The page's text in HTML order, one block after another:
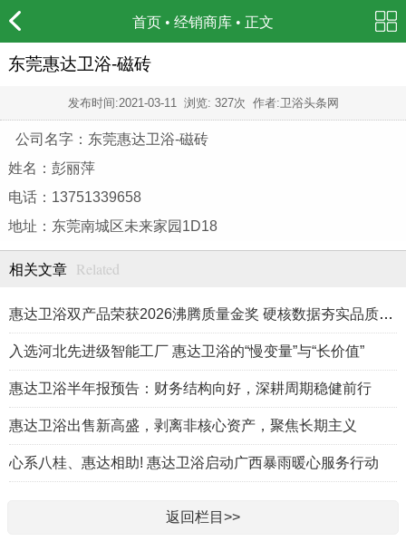
首页 • 经销商库 • 正文
东莞惠达卫浴-磁砖
发布时间:2021-03-11 浏览: 327次 作者:卫浴头条网
公司名字：东莞惠达卫浴-磁砖
姓名：彭丽萍
电话：13751339658
地址：东莞南城区未来家园1D18
相关文章 Related
惠达卫浴双产品荣获2026沸腾质量金奖 硬核数据夯实品质标杆
入选河北先进级智能工厂 惠达卫浴的“慢变量”与“长价值”
惠达卫浴半年报预告：财务结构向好，深耕周期稳健前行
惠达卫浴出售新高盛，剥离非核心资产，聚焦长期主义
心系八桂、惠达相助! 惠达卫浴启动广西暴雨暖心服务行动
返回栏目>>